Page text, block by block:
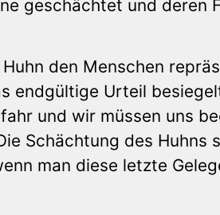
geschächtet und deren
den Menschen
endgültige Urteil
und wir müssen uns
Schächtung des Huhns
man diese letzte